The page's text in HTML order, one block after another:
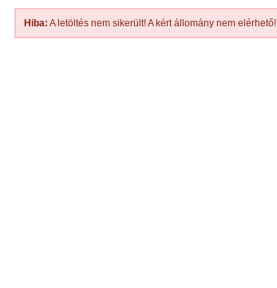
Hiba: A letöltés nem sikerült! A kért állomány nem elérhető!